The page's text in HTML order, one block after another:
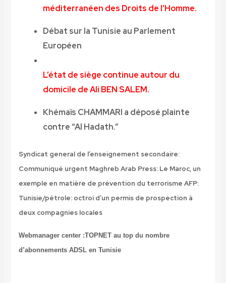
méditerranéen des Droits de l’Homme.
Débat sur la Tunisie au Parlement
Européen
L’état de siège continue autour du
domicile de Ali BEN SALEM.
Khémaïs CHAMMARI a déposé plainte
contre “Al Hadath.”
Syndicat general de l’enseignement secondaire:
Communiqué urgent Maghreb Arab Press: Le Maroc, un
exemple en matière de prévention du terrorisme AFP:
Tunisie/pétrole: octroi d’un permis de prospection à
deux compagnies locales
Webmanager center :TOPNET au top du nombre
d’abonnements ADSL en Tunisie